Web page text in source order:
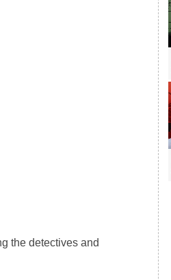
detectives and